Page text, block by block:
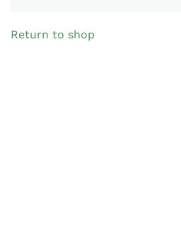
Return to shop